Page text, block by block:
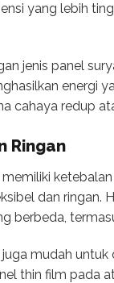
yang lebih
jenis panel
energi
cahaya redup
Ringan
dan ringan.
berbeda,
mudah
thin film pada